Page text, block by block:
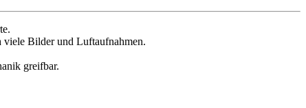
viele Bilder und Luftaufnahmen.
greifbar.